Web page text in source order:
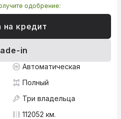
одобрение:
на кредит
in
Автоматическая
Полный
Три владельца
112052 км.